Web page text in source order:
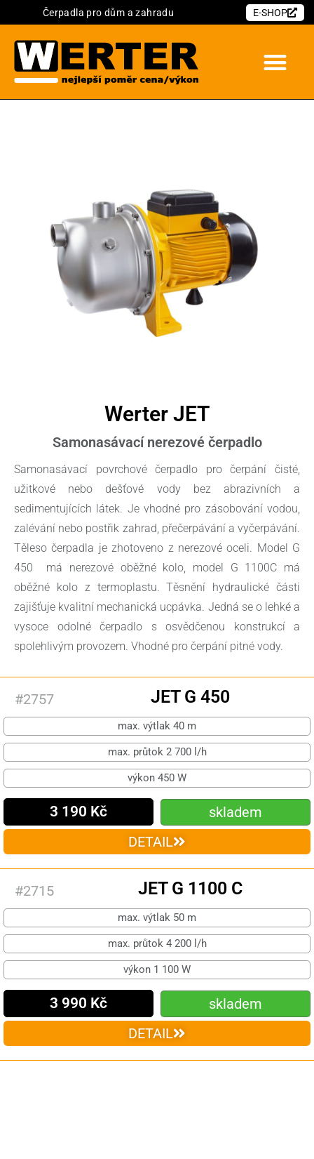
Čerpadla pro dům a zahradu E-SHOP
Werter JET
Samonasávací nerezové čerpadlo
Samonasávací povrchové čerpadlo pro čerpání čisté,
užitkové nebo dešťové vody bez abrazivních a
sedimentujících látek. Je vhodné pro zásobování vodou,
zalévání nebo postřik zahrad, přečerpávání a vyčerpávání.
Těleso čerpadla je zhotoveno z nerezové oceli. Model G
450 má nerezové oběžné kolo, model G 1100C má
oběžné kolo z termoplastu. Těsnění hydraulické části
zajišťuje kvalitní mechanická ucpávka. Jedná se o lehké a
vysoce odolné čerpadlo s osvědčenou konstrukcí a
spolehlivým provozem. Vhodné pro čerpání pitné vody.
#2757 JET G 450
max. výtlak 40 m
max. průtok 2 700 l/h
výkon 450 W
3 190 Kč
skladem
DETAIL
#2715 JET G 1100 C
max. výtlak 50 m
max. průtok 4 200 l/h
výkon 1 100 W
3 990 Kč
skladem
DETAIL